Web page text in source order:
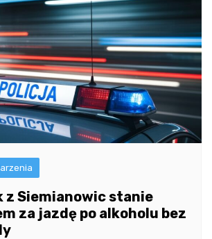
z Siemianowic stanie
za jazdę po alkoholu bez